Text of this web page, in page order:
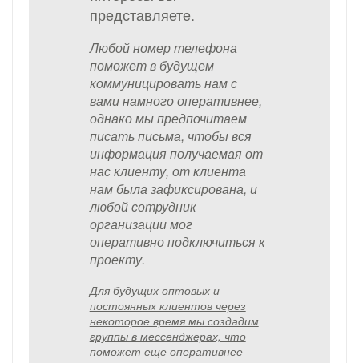
представляете.
Любой номер телефона
поможет в будущем
коммуницировать нам с
вами намного оперативнее,
однако мы предпочитаем
писать письма, чтобы вся
информация получаемая от
нас клиенту, от клиента
нам была зафиксирована, и
любой сотрудник
организации мог
оперативно подключиться к
проекту.
Для будущих оптовых и
постоянных клиентов через
некоторое время мы создадим
группы в мессенджерах, что
поможет еще оперативнее